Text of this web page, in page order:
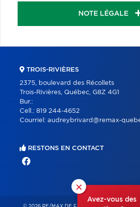
NOTE LÉGALE
×
Avez-vous des
TROIS-RIVIÈRES
2375, boulevard des Récollets
Trois-Rivières, Québec, G8Z 4G1
Bur.:
Cell.: 819 244-4652
Courriel: audreybrivard@remax-
RESTONS EN CONTACT